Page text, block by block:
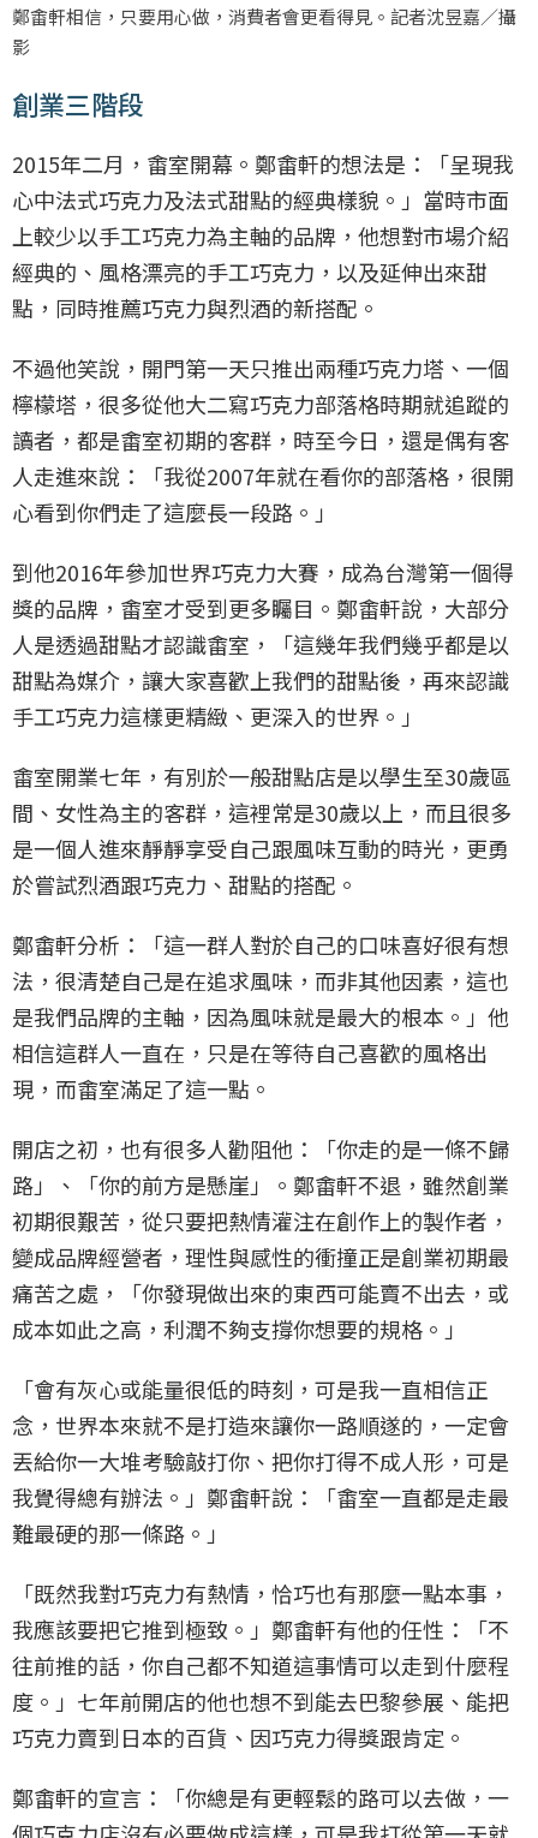
鄭畬軒相信，只要用心做，消費者會更看得見。記者沈昱嘉／攝
影
創業三階段
2015年二月，畬室開幕。鄭畬軒的想法是：「呈現我
心中法式巧克力及法式甜點的經典樣貌。」當時市面
上較少以手工巧克力為主軸的品牌，他想對市場介紹
經典的、風格漂亮的手工巧克力，以及延伸出來甜
點，同時推薦巧克力與烈酒的新搭配。
不過他笑說，開門第一天只推出兩種巧克力塔、一個
檸檬塔，很多從他大二寫巧克力部落格時期就追蹤的
讀者，都是畬室初期的客群，時至今日，還是偶有客
人走進來說：「我從2007年就在看你的部落格，很開
心看到你們走了這麼長一段路。」
到他2016年參加世界巧克力大賽，成為台灣第一個得
獎的品牌，畬室才受到更多矚目。鄭畬軒說，大部分
人是透過甜點才認識畬室，「這幾年我們幾乎都是以
甜點為媒介，讓大家喜歡上我們的甜點後，再來認識
手工巧克力這樣更精緻、更深入的世界。」
畬室開業七年，有別於一般甜點店是以學生至30歲區
間、女性為主的客群，這裡常是30歲以上，而且很多
是一個人進來靜靜享受自己跟風味互動的時光，更勇
於嘗試烈酒跟巧克力、甜點的搭配。
鄭畬軒分析：「這一群人對於自己的口味喜好很有想
法，很清楚自己是在追求風味，而非其他因素，這也
是我們品牌的主軸，因為風味就是最大的根本。」他
相信這群人一直在，只是在等待自己喜歡的風格出
現，而畬室滿足了這一點。
開店之初，也有很多人勸阻他：「你走的是一條不歸
路」、「你的前方是懸崖」。鄭畬軒不退，雖然創業
初期很艱苦，從只要把熱情灌注在創作上的製作者，
變成品牌經營者，理性與感性的衝撞正是創業初期最
痛苦之處，「你發現做出來的東西可能賣不出去，或
成本如此之高，利潤不夠支撐你想要的規格。」
「會有灰心或能量很低的時刻，可是我一直相信正
念，世界本來就不是打造來讓你一路順遂的，一定會
丟給你一大堆考驗敲打你、把你打得不成人形，可是
我覺得總有辦法。」鄭畬軒說：「畬室一直都是走最
難最硬的那一條路。」
「既然我對巧克力有熱情，恰巧也有那麼一點本事，
我應該要把它推到極致。」鄭畬軒有他的任性：「不
往前推的話，你自己都不知道這事情可以走到什麼程
度。」七年前開店的他也想不到能去巴黎參展、能把
巧克力賣到日本的百貨、因巧克力得獎跟肯定。
鄭畬軒的宣言：「你總是有更輕鬆的路可以去做，一